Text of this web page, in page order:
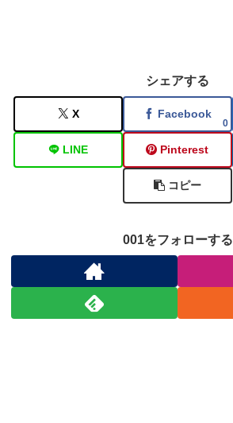
シェアする
X Facebook
0
LINE Pinterest
コピー
001をフォローする